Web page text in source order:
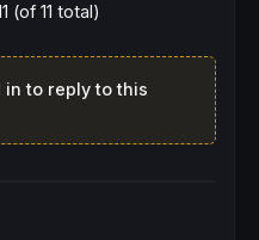
(of 11 total)
in to reply to this